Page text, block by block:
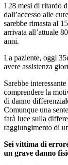
I 28 mesi di ritardo
dall’accesso alle
sarebbe rimasta al
arrivata all’attuale
anni.
La paziente, oggi
avere assistenza
Sarebbe
comprendere la
di danno
Comunque una
farà luce sulla
raggiungimento di
Sei vittima di
un grave danno